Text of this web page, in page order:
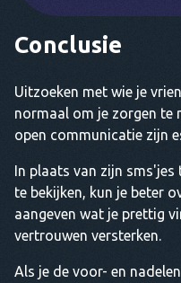
Conclusie
Uitzoeken met wie je
normaal om je zorgen te
open communicatie zijn
In plaats van zijn
te bekijken, kun je beter
aangeven wat je prettig
vertrouwen versterken.
Als je de voor- en